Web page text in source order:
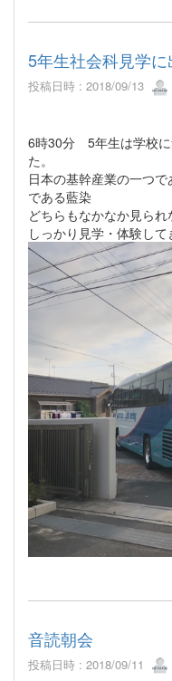
5年生社会科見学に
投稿日時 : 2018/09/13
6時30分 5年生は学校に
た。
日本の基幹産業の一つ
である藍染
どちらもなかなか見ら
しっかり見学・体験して
音読朝会
投稿日時 : 2018/09/11